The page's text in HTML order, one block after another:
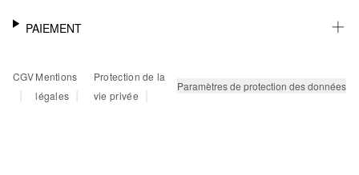
MÉMO
RETOURS
FAQ
AIDE
PAIEMENT
PAYPAL
CARTE BANCAIRE
CGV
|
Mentions
légales |
Protection de la
vie privée
| Paramètres de protection des données